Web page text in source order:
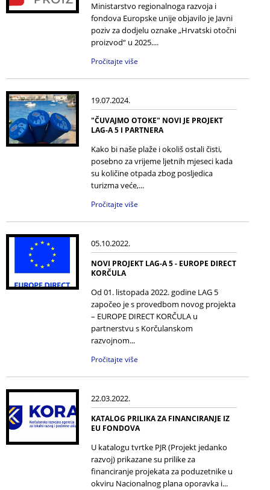
Ministarstvo regionalnoga razvoja i
fondova Europske unije objavilo je Javni
poziv za dodjelu oznake „Hrvatski otočni
proizvod“ u 2025....
Pročitajte više
19.07.2024.
"ČUVAJMO OTOKE" NOVI JE PROJEKT
LAG-A 5 I PARTNERA
Kako bi naše plaže i okoliš ostali čisti,
posebno za vrijeme ljetnih mjeseci kada
su količine otpada zbog posljedica
turizma veće,...
Pročitajte više
05.10.2022.
NOVI PROJEKT LAG-A 5 - EUROPE DIRECT
KORČULA
Od 01. listopada 2022. godine LAG 5
započeo je s provedbom novog projekta
– EUROPE DIRECT KORČULA u
partnerstvu s Korčulanskom
razvojnom...
Pročitajte više
22.03.2022.
KATALOG PRILIKA ZA FINANCIRANJE IZ
EU FONDOVA
U katalogu tvrtke PJR (Projekt jedanko
razvoj) prikazane su prilike za
financiranje projekata za poduzetnike u
okviru Nacionalnog plana oporavka i...